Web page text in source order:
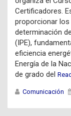
Certificadores.
proporcionar los
determinación
(IPE),
eficiencia
Energía de la
de grado del
Comunicación